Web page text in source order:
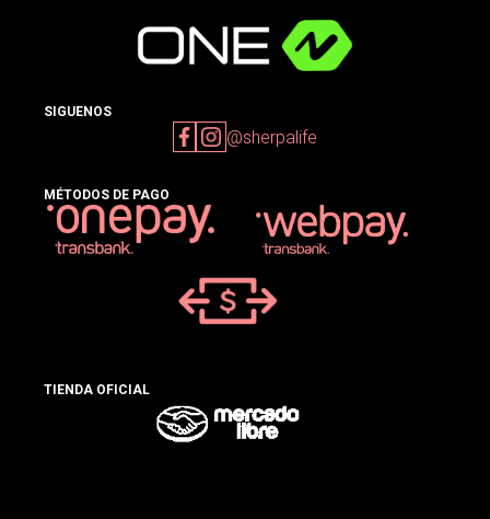
SIGUENOS
@sherpalife
MÉTODOS DE PAGO
TIENDA OFICIAL